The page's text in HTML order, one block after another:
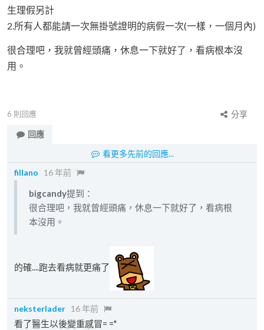
生理假另計
2.所有人都能請一次無掛號證明的病假一次(一樣，一個月內)
很合理吧，我就曾經頭痛，休息一下就好了，看病根本沒
用。
6 則回應
分享
回應
看更多先前的回應...
fillano
16 年前
bigcandy提到：
很合理吧，我就曾經頭痛，休息一下就好了，看病根
本沒用。
的確....跑去看病就更痛了
neksterlader 16 年前
看了醫生以後變重感冒= ="